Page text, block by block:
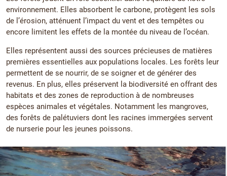
environnement. Elles absorbent le carbone, protègent les sols
de l’érosion, atténuent l’impact du vent et des tempêtes ou
encore limitent les effets de la montée du niveau de l’océan.
Elles représentent aussi des sources précieuses de matières
premières essentielles aux populations locales. Les forêts leur
permettent de se nourrir, de se soigner et de générer des
revenus. En plus, elles préservent la biodiversité en offrant des
habitats et des zones de reproduction à de nombreuses
espèces animales et végétales. Notamment les mangroves,
des forêts de palétuviers dont les racines immergées servent
de nurserie pour les jeunes poissons.